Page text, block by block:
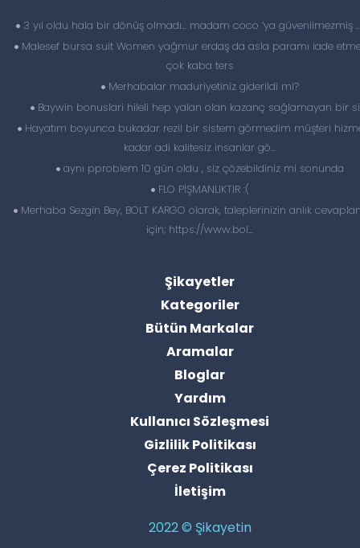
3 yıl oldu hala bir dönüş olmadı… madam coco ‘ya güvenilmezmiş
Malesef bursa suit Women yağmur erdaş da asla paramı iade
çok kaba ters
Merhabalar maduriyetiniz giderildi mi?
Baywin bonuslari hileli hep yalan olan kazanç sağlamayan bir
Hayatım boyunca bukadar rezil bir sistem görmedim müşteri
kadar adi kalitesiz insanlar gö...
aynı pproblem 10 gün oldu , siz çözebildiniz mi sonunda
FLO PİŞMANLIKTIR :(
Merhaba Sezgin Bey, BOLT KARGO olarak, taleplerinizin anlık
için; https://www.bol...
Şikayetler
Kategoriler
Bütün Markalar
Aramalar
Bloglar
Yardım
Kullanıcı Sözleşmesi
Gizlilik Politikası
Çerez Politikası
İletişim
2022 © Şikayetin